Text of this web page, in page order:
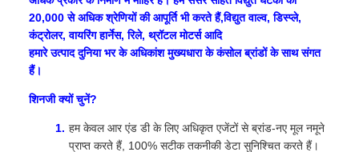
20,000 से अधिक श्रेणियों की आपूर्ति भी करते हैं,विद्युत वाल्व, डिस्प्ले,
कंट्रोलर, वायरिंग हार्नेस, रिले, थ्रॉटल मोटर्स आदि
हमारे उत्पाद दुनिया भर के अधिकांश मुख्यधारा के कंसोल ब्रांडों के साथ संगत
हैं।
शिनजी क्यों चुनें?
हम केवल आर एंड डी के लिए अधिकृत एजेंटों से ब्रांड-नए मूल नमूने
प्राप्त करते हैं, 100% सटीक तकनीकी डेटा सुनिश्चित करते हैं।